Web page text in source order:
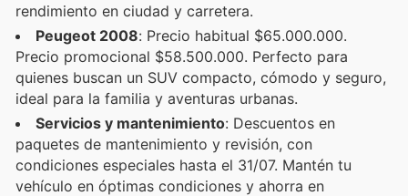
rendimiento en ciudad y carretera.
Peugeot 2008: Precio habitual $65.000.000.
Precio promocional $58.500.000. Perfecto para
quienes buscan un SUV compacto, cómodo y seguro,
ideal para la familia y aventuras urbanas.
Servicios y mantenimiento: Descuentos en
paquetes de mantenimiento y revisión, con
condiciones especiales hasta el 31/07. Mantén tu
vehículo en óptimas condiciones y ahorra en